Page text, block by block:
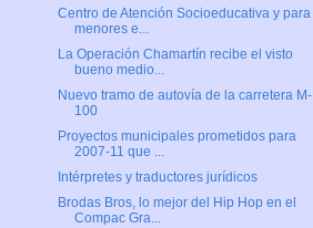
Centro de Atención Socioeducativa y para
menores e...
La Operación Chamartín recibe el visto
bueno medio...
Nuevo tramo de autovía de la carretera M-
100
Proyectos municipales prometidos para
2007-11 que ...
Intérpretes y traductores jurídicos
Brodas Bros, lo mejor del Hip Hop en el
Compac Gra...